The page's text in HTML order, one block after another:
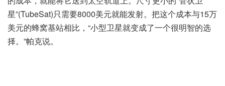
星”(TubeSat)只需要8000美元就能发射。把这个成本与15万
美元的蜂窝基站相比，“小型卫星就变成了一个很明智的选
择。”帕克说。